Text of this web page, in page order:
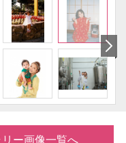
ー画像一覧へ